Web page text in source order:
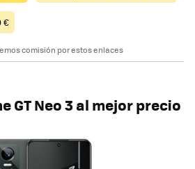
€
comisión por estos enlaces
GT Neo 3 al mejor precio